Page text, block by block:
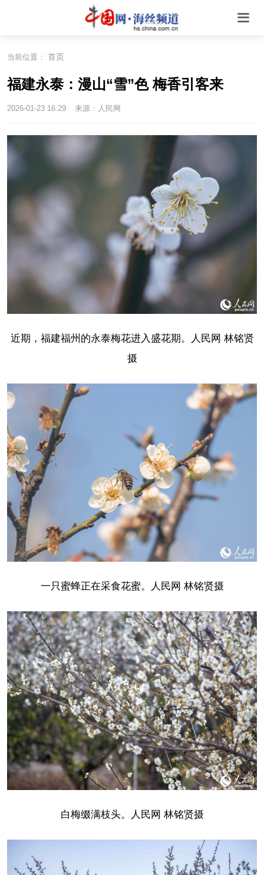
当前位置： 首页
福建永泰：漫山“雪”色 梅香引客来
2026-01-23 16:29 来源：人民网
近期，福建福州的永泰梅花进入盛花期。人民网 林铭贤
摄
一只蜜蜂正在采食花蜜。人民网 林铭贤摄
白梅缀满枝头。人民网 林铭贤摄